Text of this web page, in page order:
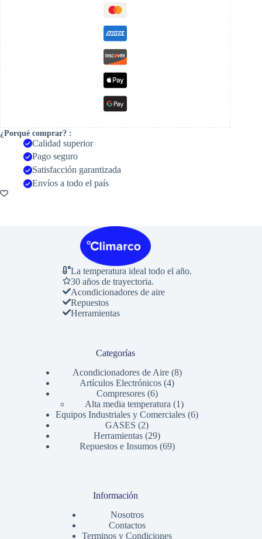
¿Porqué comprar? :
Calidad superior
Pago seguro
Satisfacción garantizada
Envíos a todo el país
La temperatura ideal todo el año.
30 años de trayectoria.
Acondicionadores de aire
Repuestos
Herramientas
Categorías
Acondicionadores de Aire 88
Artículos Electrónicos 44
Compresores 66
productos
Alta media temperatura 11
producto
Equipos Industriales y Comerciales 66
GASES 22
productos
Herramientas 2929
productos
Repuestos e Insumos 6969
Información
Nosotros
Contactos
Terminos y Condiciones